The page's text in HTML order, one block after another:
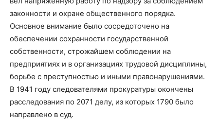
законности и охране общественного порядка.
Основное внимание было сосредоточено на
обеспечении сохранности государственной
собственности, строжайшем соблюдении на
предприятиях и в организациях трудовой дисциплины,
борьбе с преступностью и иными правонарушениями.
В 1941 году следователями прокуратуры окончены
расследования по 2071 делу, из которых 1790 было
направлено в суд.